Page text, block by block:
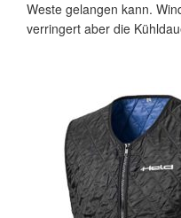
Weste gelangen kann.
verringert aber die